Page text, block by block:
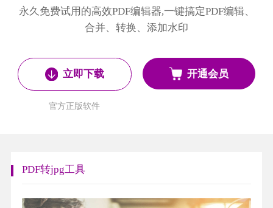
永久免费试用的高效PDF编辑器,一键搞定PDF编辑、
合并、转换、添加水印
立即下载
官方正版软件
开通会员
PDF转jpg工具